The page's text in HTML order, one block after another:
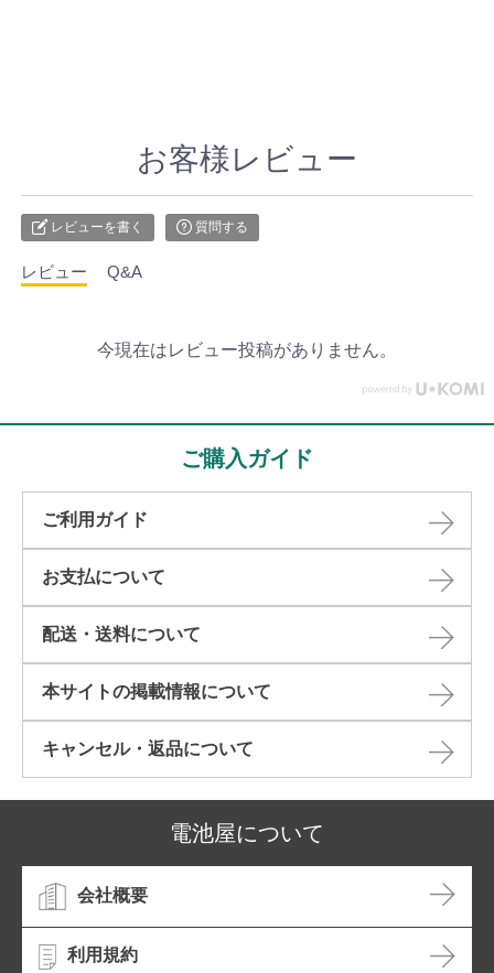
お客様レビュー
レビューを書く 質問する
レビュー Q&A
今現在はレビュー投稿がありません。
ご購入ガイド
ご利用ガイド
お支払について
配送・送料について
本サイトの掲載情報について​
キャンセル・返品について​
電池屋について
会社概要
利用規約